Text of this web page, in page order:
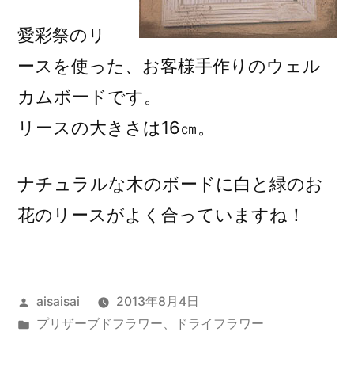
愛彩祭のリ
ースを使った、お客様手作りのウェル
カムボードです。
リースの大きさは16㎝。
ナチュラルな木のボードに白と緑のお
花のリースがよく合っていますね！
投
稿
aisaisai
2013年8月4日
カ
プリザーブドフラワー、ドライフラワー